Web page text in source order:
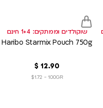
שוקולדים וממתקים: 1+4 חינם
Haribo Starmix Pouch 750g
12.90
$
$1.72 - 100GR